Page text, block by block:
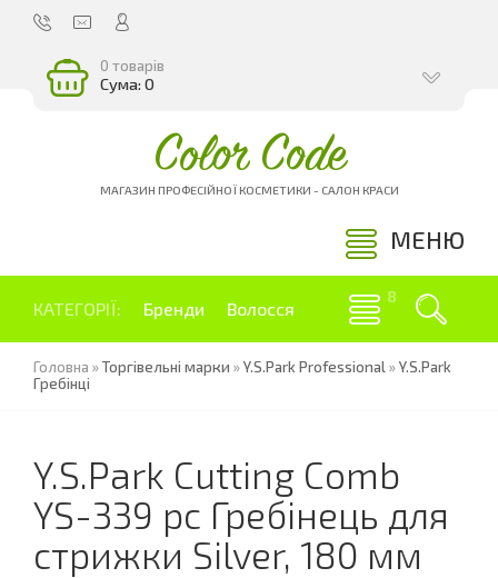
0 товарів
Сума: 0
Color Code
МАГАЗИН ПРОФЕСІЙНОЇ КОСМЕТИКИ - САЛОН КРАСИ
МЕНЮ
КАТЕГОРІЇ: Бренди Волосся
Головна »Торгівельні марки »Y.S.Park Professional »Y.S.Park
Гребінці
Y.S.Park Cutting Comb
YS-339 pc Гребінець для
стрижки Silver, 180 мм